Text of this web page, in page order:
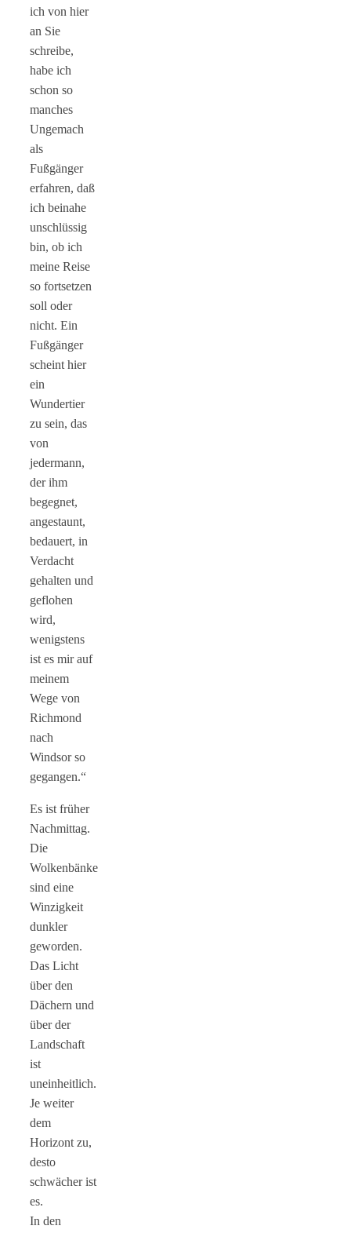
ich von hier
an Sie
schreibe,
habe ich
schon so
manches
Ungemach
als
Fußgänger
erfahren, daß
ich beinahe
unschlüssig
bin, ob ich
meine Reise
so fortsetzen
soll oder
nicht. Ein
Fußgänger
scheint hier
ein
Wundertier
zu sein, das
von
jedermann,
der ihm
begegnet,
angestaunt,
bedauert, in
Verdacht
gehalten und
geflohen
wird,
wenigstens
ist es mir auf
meinem
Wege von
Richmond
nach
Windsor so
gegangen.“
Es ist früher
Nachmittag.
Die
Wolkenbänke
sind eine
Winzigkeit
dunkler
geworden.
Das Licht
über den
Dächern und
über der
Landschaft
ist
uneinheitlich.
Je weiter
dem
Horizont zu,
desto
schwächer ist
es.
In den